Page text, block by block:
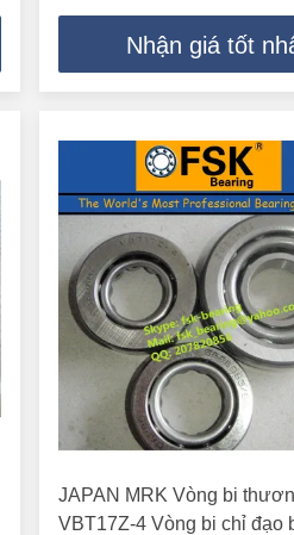
Nhận giá tốt
JAPAN MRK Vòng bi
VBT17Z-4 Vòng bi chỉ đạo